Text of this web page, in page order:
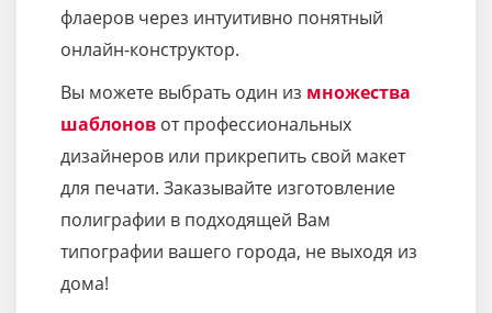
флаеров через интуитивно понятный
онлайн-конструктор.
Вы можете выбрать один из множества
шаблонов от профессиональных
дизайнеров или прикрепить свой макет
для печати. Заказывайте изготовление
полиграфии в подходящей Вам
типографии вашего города, не выходя из
дома!